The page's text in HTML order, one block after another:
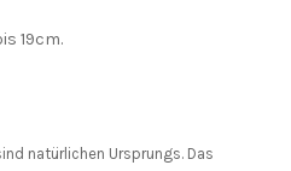
19cm.
natürlichen Ursprungs. Das